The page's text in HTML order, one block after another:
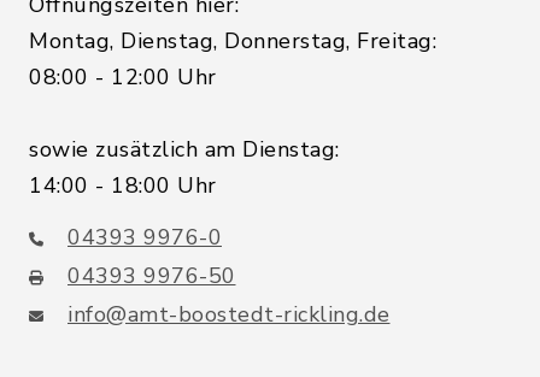
Montag, Dienstag, Donnerstag, Freitag:
08:00 - 12:00 Uhr
sowie zusätzlich am Dienstag:
14:00 - 18:00 Uhr
04393 9976-0
04393 9976-50
info@amt-boostedt-rickling.de